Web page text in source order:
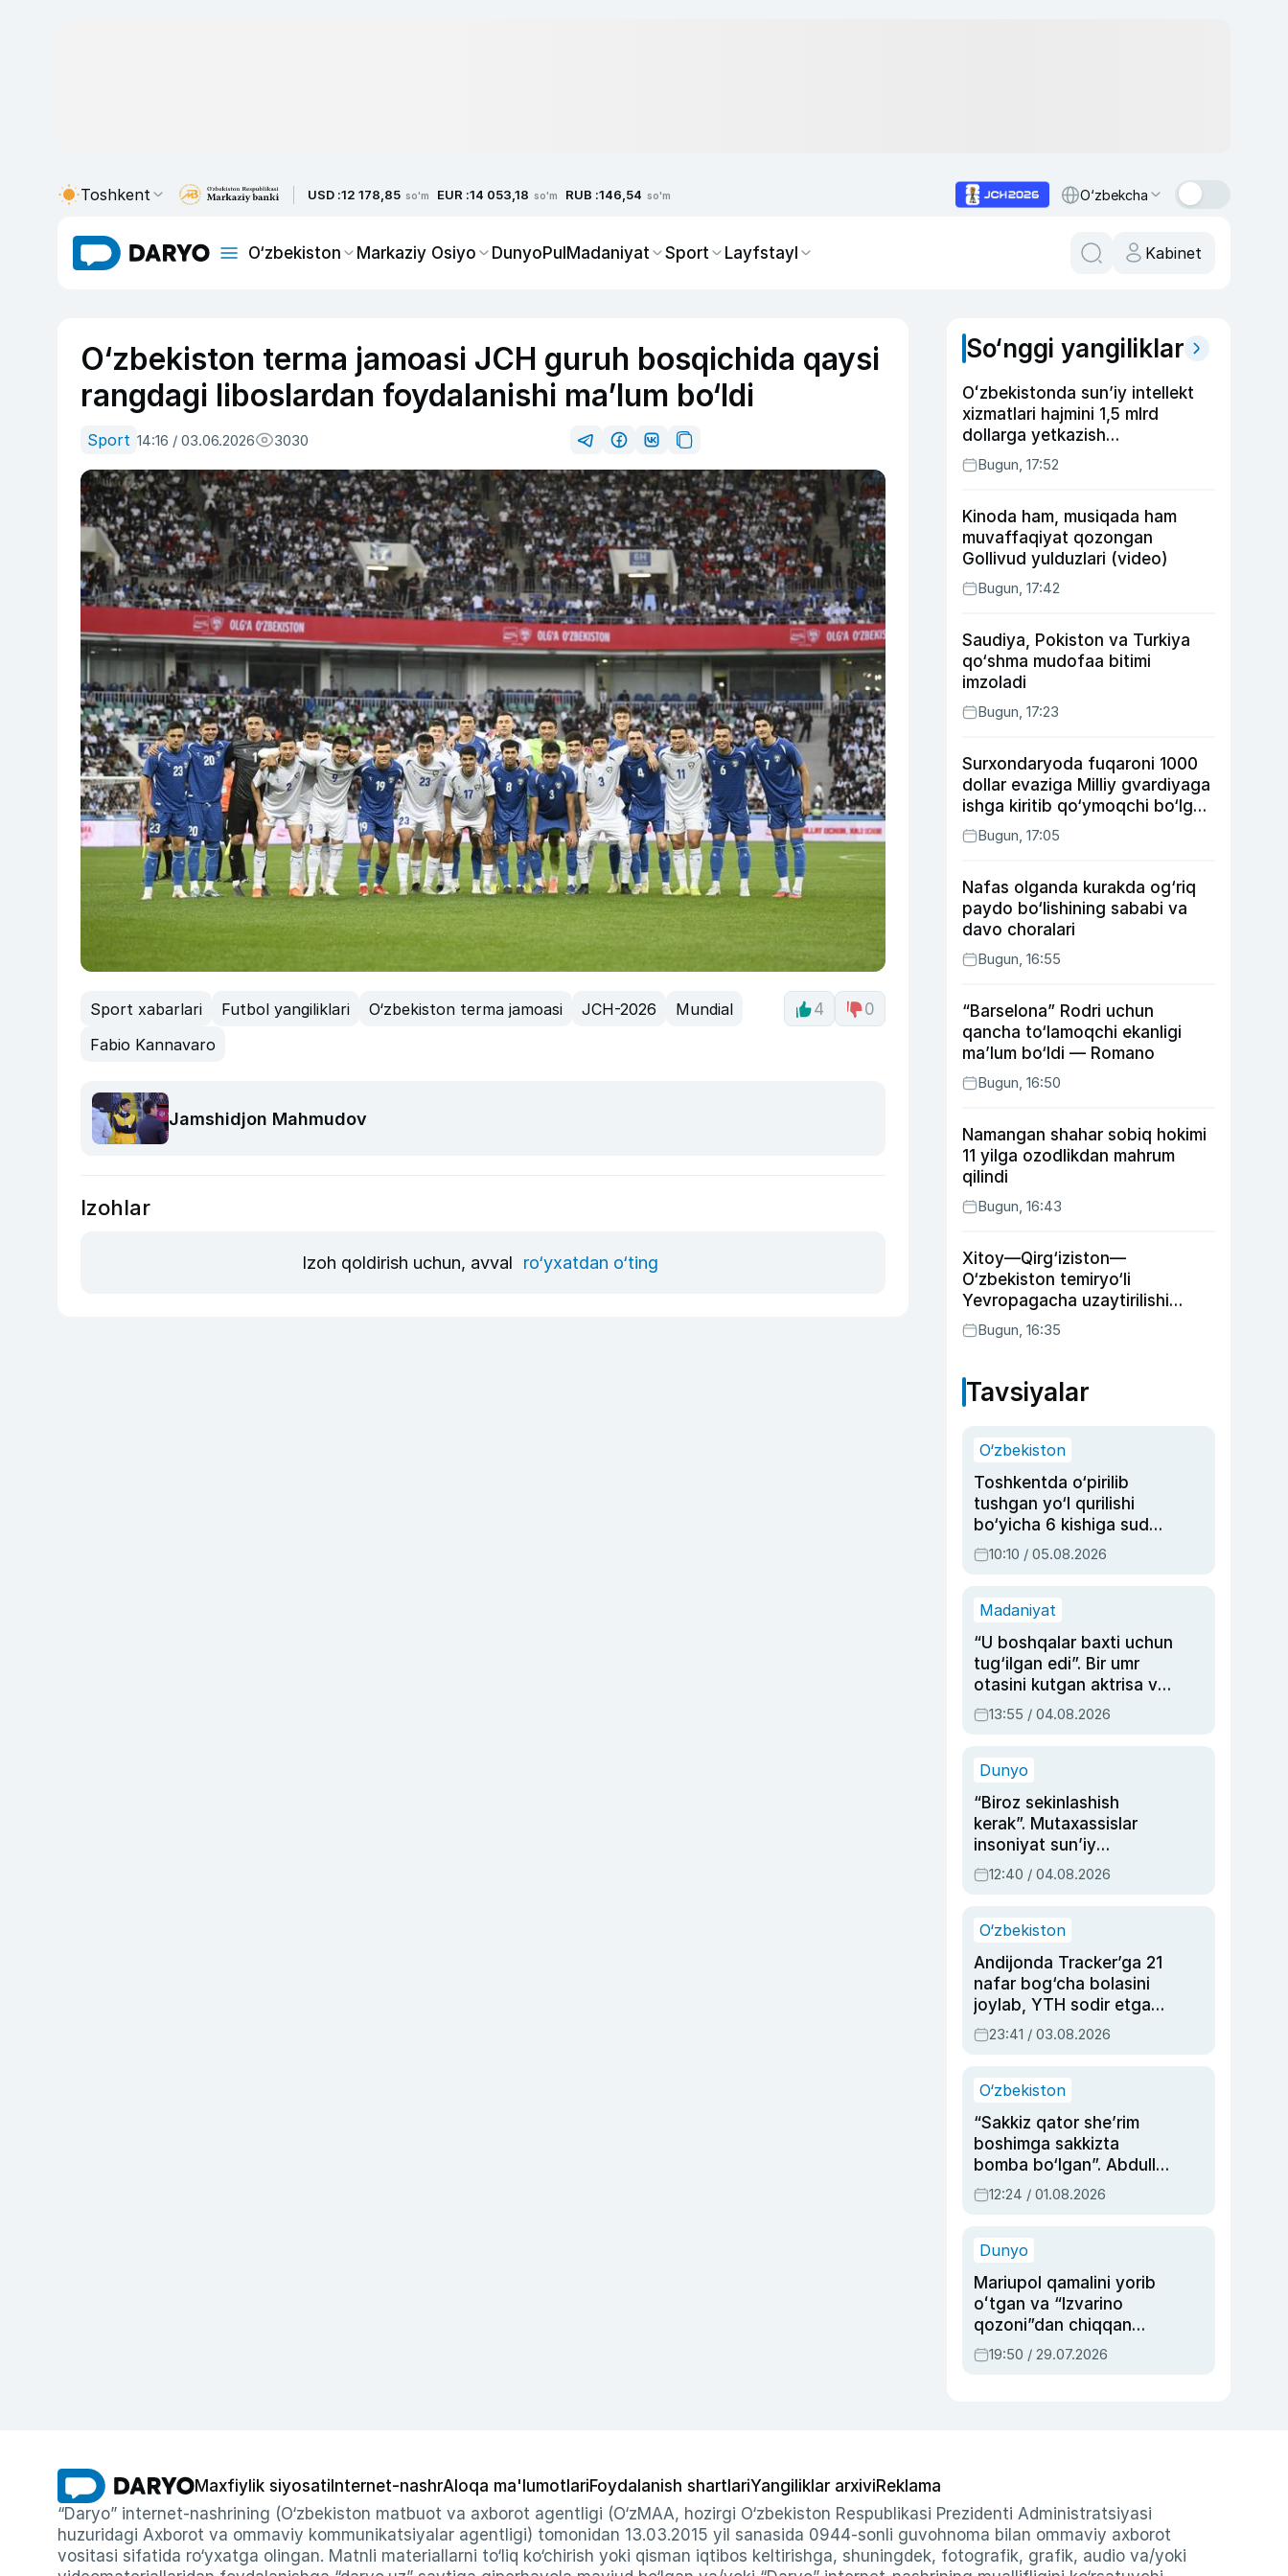
Toshkent USD :12 178,85 so'm EUR :14 053,18 so'm RUB :146,54 so'm O‘zbekcha
O‘zbekiston Markaziy Osiyo DunyoPulMadaniyat Sport Layfstayl Kabinet
O‘zbekiston terma jamoasi JCH guruh bosqichida qaysi
rangdagi liboslardan foydalanishi ma’lum bo‘ldi
Sport 14:16 / 03.06.2026 3030
Sport xabarlari Futbol yangiliklari O‘zbekiston terma jamoasi JCH-2026
Mundial
Fabio Kannavaro
4 0
Jamshidjon Mahmudov
Izohlar
Izoh qoldirish uchun, avval ro‘yxatdan o‘ting
So‘nggi yangiliklar
Oʻzbekistonda sunʼiy intellekt
xizmatlari hajmini 1,5 mlrd
dollarga yetkazish
rejalashtirilmoqda
Bugun, 17:52
Kinoda ham, musiqada ham
muvaffaqiyat qozongan
Gollivud yulduzlari (video)
Bugun, 17:42
Saudiya, Pokiston va Turkiya
qo‘shma mudofaa bitimi
imzoladi
Bugun, 17:23
Surxondaryoda fuqaroni 1000
dollar evaziga Milliy gvardiyaga
ishga kiritib qo‘ymoqchi bo‘lgan
shaxs ushlandi
Bugun, 17:05
Nafas olganda kurakda og‘riq
paydo bo‘lishining sababi va
davo choralari
Bugun, 16:55
“Barselona” Rodri uchun
qancha to‘lamoqchi ekanligi
ma’lum bo‘ldi — Romano
Bugun, 16:50
Namangan shahar sobiq hokimi
11 yilga ozodlikdan mahrum
qilindi
Bugun, 16:43
Xitoy—Qirg‘iziston—
O‘zbekiston temiryo‘li
Yevropagacha uzaytirilishi
mumkin
Bugun, 16:35
Tavsiyalar
O‘zbekiston
Toshkentda o‘pirilib
tushgan yo‘l qurilishi
bo‘yicha 6 kishiga sud
hukmi o‘qildi
10:10 / 05.08.2026
Madaniyat
“U boshqalar baxti uchun
tug‘ilgan edi”. Bir umr
otasini kutgan aktrisa va
dublyaj ustasi Rimma
Ahmedovaning
13:55 / 04.08.2026
Dunyo
“Biroz sekinlashish
kerak”. Mutaxassislar
insoniyat sun’iy
intellektni boshqara
olmay qolishidan xavotir
12:40 / 04.08.2026
O‘zbekiston
Andijonda Tracker’ga 21
nafar bog‘cha bolasini
joylab, YTH sodir etgan
ayolga sud hukmi o‘qildi
23:41 / 03.08.2026
O‘zbekiston
“Sakkiz qator she’rim
boshimga sakkizta
bomba bo‘lgan”. Abdulla
Oripovni siyosiy
ayblovlardan asrab
12:24 / 01.08.2026
Dunyo
Mariupol qamalini yorib
oʻtgan va “Izvarino
qozoni”dan chiqqan
qahramon — Ukraina
armiyasi bosh
19:50 / 29.07.2026
Maxfiylik siyosati Internet-nashrAloqa ma'lumotlariFoydalanish shartlariYangiliklar arxiviReklama
“Daryo” internet-nashrining (O‘zbekiston matbuot va axborot agentligi (O‘zMAA, hozirgi O‘zbekiston Respublikasi Prezidenti Administratsiyasi
huzuridagi Axborot va ommaviy kommunikatsiyalar agentligi) tomonidan 13.03.2015 yil sanasida 0944-sonli guvohnoma bilan ommaviy axborot
vositasi sifatida ro‘yxatga olingan. Matnli materiallarni to‘liq ko‘chirish yoki qisman iqtibos keltirishga, shuningdek, fotografik, grafik, audio va/yoki